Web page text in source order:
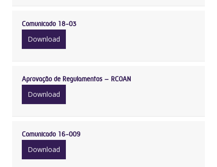
Comunicado 18-03
Download
Aprovação de Regulamentos – RCOAN
Download
Comunicado 16-009
Download